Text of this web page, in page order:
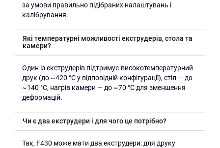
за умови правильно підібраних налаштувань і
калібрування.
Які температурні можливості екструдерів, стола та
камери?
Один із екструдерів підтримує високотемпературний
друк (до ~420 °C у відповідній конфігурації), стіл — до
~140 °C, нагрів камери — до ~70 °C для зменшення
деформацій.
Чи є два екструдери і для чого це потрібно?
Так, F430 може мати два екструдери: для друку